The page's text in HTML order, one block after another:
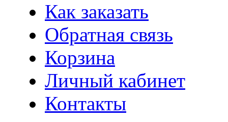
Как заказать
Обратная связь
Корзина
Личный кабинет
Контакты